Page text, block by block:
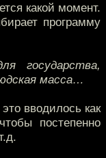
какой момент.
программу
масса…
вводилось как
постепенно